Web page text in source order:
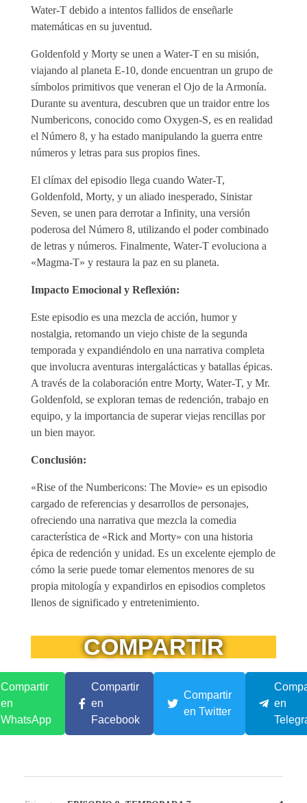
Water-T debido a intentos fallidos de enseñarle
matemáticas en su juventud.
Goldenfold y Morty se unen a Water-T en su misión,
viajando al planeta E-10, donde encuentran un grupo de
símbolos primitivos que veneran el Ojo de la Armonía.
Durante su aventura, descubren que un traidor entre los
Numbericons, conocido como Oxygen-S, es en realidad
el Número 8, y ha estado manipulando la guerra entre
números y letras para sus propios fines.
El clímax del episodio llega cuando Water-T,
Goldenfold, Morty, y un aliado inesperado, Sinistar
Seven, se unen para derrotar a Infinity, una versión
poderosa del Número 8, utilizando el poder combinado
de letras y números. Finalmente, Water-T evoluciona a
«Magma-T» y restaura la paz en su planeta.
Impacto Emocional y Reflexión:
Este episodio es una mezcla de acción, humor y
nostalgia, retomando un viejo chiste de la segunda
temporada y expandiéndolo en una narrativa completa
que involucra aventuras intergalácticas y batallas épicas.
A través de la colaboración entre Morty, Water-T, y Mr.
Goldenfold, se exploran temas de redención, trabajo en
equipo, y la importancia de superar viejas rencillas por
un bien mayor.
Conclusión:
«Rise of the Numbericons: The Movie» es un episodio
cargado de referencias y desarrollos de personajes,
ofreciendo una narrativa que mezcla la comedia
característica de «Rick and Morty» con una historia
épica de redención y unidad. Es un excelente ejemplo de
cómo la serie puede tomar elementos menores de su
propia mitología y expandirlos en episodios completos
llenos de significado y entretenimiento.
COMPARTIR
Compartir
en
WhatsApp
Compartir
en
Facebook
Compartir
en Twitter
en